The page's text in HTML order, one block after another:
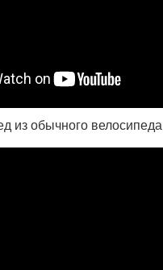
из обычного велосипеда